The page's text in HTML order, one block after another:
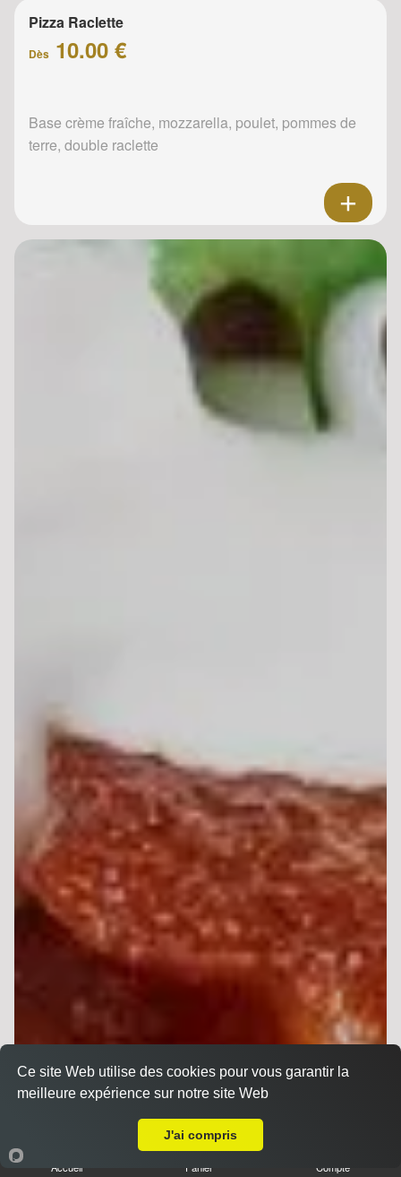
Pizza Raclette
Dès 10.00 €
Base crème fraîche, mozzarella, poulet, pommes de
terre, double raclette
Accueil Panier Compte
Ce site Web utilise des cookies pour vous garantir la
meilleure expérience sur notre site Web
J'ai compris